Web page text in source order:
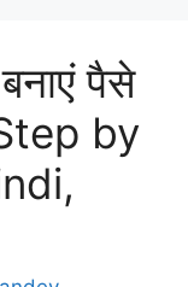
पैसे
by